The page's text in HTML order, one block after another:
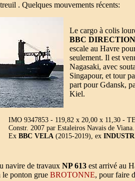
. Quelques mouvements récents:
Le cargo à colis
BBC DIRECTION
escale au Havre
seulement. Il est
Nagasaki, avec
Singapour, et tour
part pour Gdansk,
Kiel.
IMO 9347853 - 119,82 x 20,00 x 11,30 -
Constr. 2007 par Estaleiros Navais de
Ex BBC VELA (2015-2019), ex
navire de travaux NP 613 est arrivé au
le ponton grue BROTONNE, pour faire